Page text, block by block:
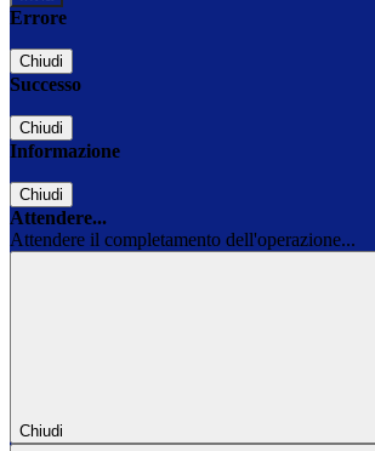
Errore
Chiudi
Successo
Chiudi
Informazione
Chiudi
Attendere...
Attendere il completamento dell'operazione...
Chiudi